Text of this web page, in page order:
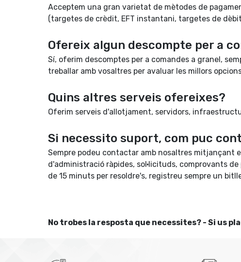
Acceptem una gran varietat de mètodes de
(targetes de crèdit, EFT instantani, targetes de dèbit,
Ofereix algun descompte per a
Sí, oferim descomptes per a comandes a granel,
treballar amb vosaltres per avaluar les millors
Quins altres serveis ofereixes?
Oferim serveis d'allotjament, servidors,
Si necessito suport, com puc
Sempre podeu contactar amb nosaltres mitjançant
d'administració ràpides, sol·licituds, comprovants
de 15 minuts per resoldre's, registreu sempre un
No trobes la resposta que necessites? - Si us